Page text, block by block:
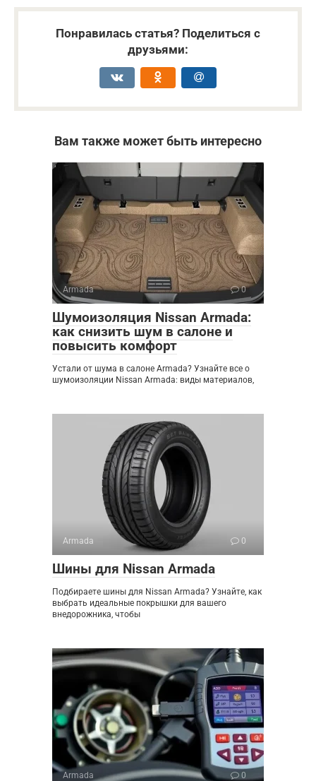
Понравилась статья? Поделиться с
друзьями:
Вам также может быть интересно
Armada 0
Шумоизоляция Nissan Armada:
как снизить шум в салоне и
повысить комфорт
Устали от шума в салоне Armada? Узнайте все о
шумоизоляции Nissan Armada: виды материалов,
Armada 0
Шины для Nissan Armada
Подбираете шины для Nissan Armada? Узнайте, как
выбрать идеальные покрышки для вашего
внедорожника, чтобы
Armada 0